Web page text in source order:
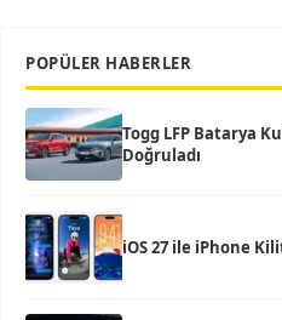
POPÜLER HABERLER
Togg LFP Batarya
Doğruladı
iOS 27 ile iPhone